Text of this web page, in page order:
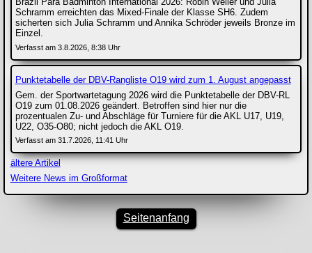
Schramm erreichten das Mixed-Finale der Klasse SH6. Zudem
sicherten sich Julia Schramm und Annika Schröder jeweils Bronze im
Einzel.
Verfasst am 3.8.2026, 8:38 Uhr
Punktetabelle der DBV-Rangliste O19 wird zum 1. August angepasst
Gem. der Sportwartetagung 2026 wird die Punktetabelle der DBV-RL
O19 zum 01.08.2026 geändert. Betroffen sind hier nur die
prozentualen Zu- und Abschläge für Turniere für die AKL U17, U19,
U22, O35-O80; nicht jedoch die AKL O19.
Verfasst am 31.7.2026, 11:41 Uhr
ältere Artikel
Weitere News im Großformat
Seitenanfang